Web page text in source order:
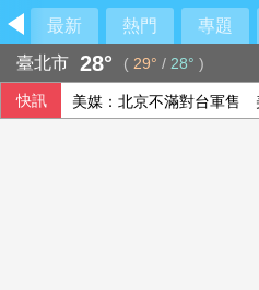
最新 熱門 專題
臺北市 28° ( 29° / 28° )
快訊 美媒：北京不滿對台軍售